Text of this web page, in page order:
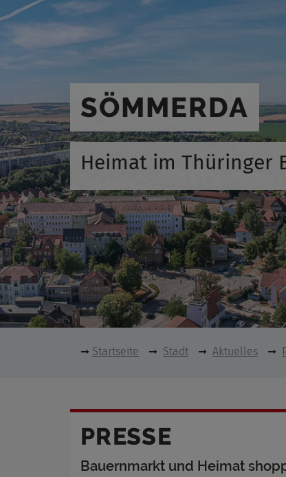
SÖMMERDA
Heimat im Thüringer
Startseite Stadt Aktuelles
PRESSE
Bauernmarkt und Heimat